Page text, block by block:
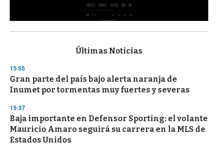
s
d
s
o
f
3
s
e
c
o
Últimas Noticias
15:55
Gran parte del país bajo alerta naranja de
Inumet por tormentas muy fuertes y severas
15:37
Baja importante en Defensor Sporting: el volante
Mauricio Amaro seguirá su carrera en la MLS de
Estados Unidos